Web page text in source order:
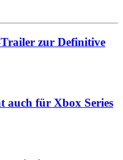
zur Definitive
auch für Xbox Series